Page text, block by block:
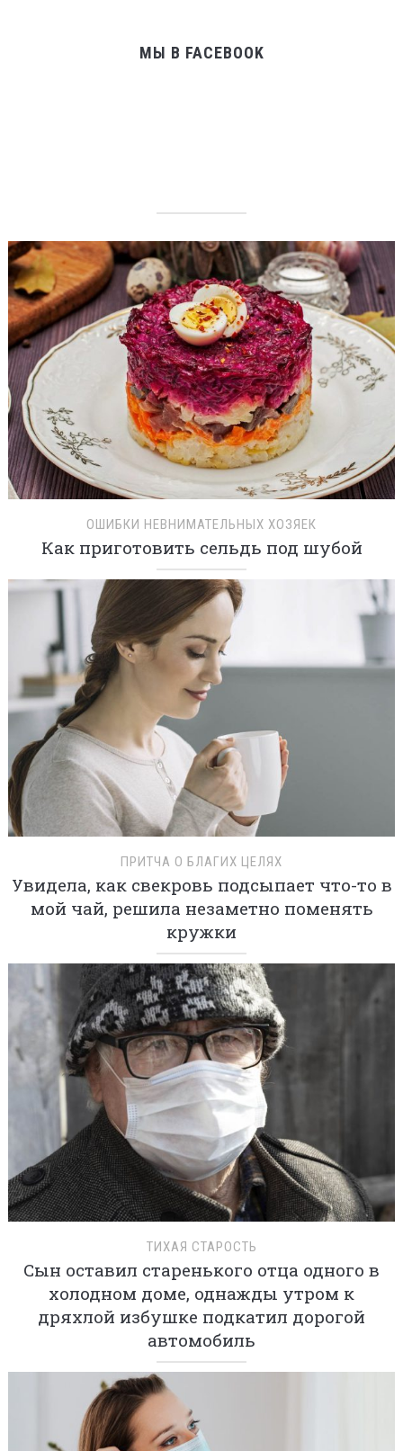
МЫ В FACEBOOK
ОШИБКИ НЕВНИМАТЕЛЬНЫХ ХОЗЯЕК
Как приготовить сельдь под шубой
ПРИТЧА О БЛАГИХ ЦЕЛЯХ
Увидела, как свекровь подсыпает что-то в
мой чай, решила незаметно поменять
кружки
ТИХАЯ СТАРОСТЬ
Сын оставил старенького отца одного в
холодном доме, однажды утром к
дряхлой избушке подкатил дорогой
автомобиль